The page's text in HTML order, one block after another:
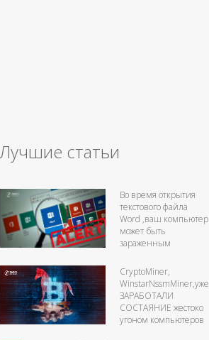
Лучшие статьи
Во время открытия
текстового файла
Word ,ваш компьютер
может быть
зараженным
CryptoMiner,
WinstarNssmMiner,уже
ЗАРАБОТАЛИ
СОСТАЯНИЕ жестоко
угоном компьютеров